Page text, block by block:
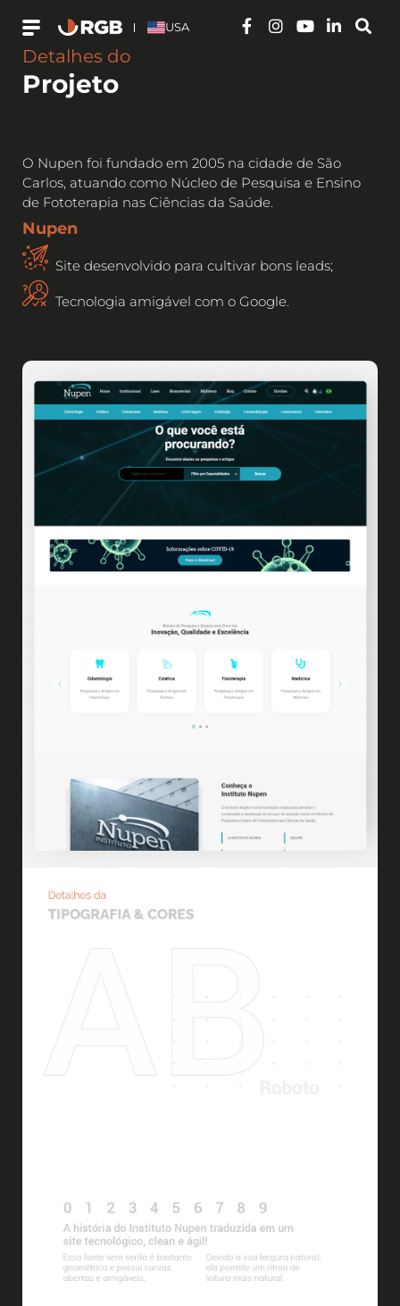
USA
Detalhes do
Projeto
O Nupen foi fundado em 2005 na cidade de São
Carlos, atuando como Núcleo de Pesquisa e Ensino
de Fototerapia nas Ciências da Saúde.
Nupen
Site desenvolvido para cultivar bons leads;
Tecnologia amigável com o Google.